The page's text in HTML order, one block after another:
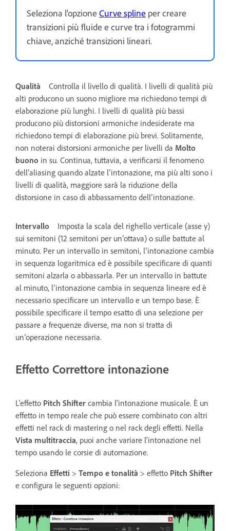
Seleziona l'opzione Curve spline per creare
transizioni più fluide e curve tra i fotogrammi
chiave, anziché transizioni lineari.
Qualità
Controlla il livello di qualità. I livelli di qualità più
alti producono un suono migliore ma richiedono tempi di
elaborazione più lunghi. I livelli di qualità più bassi
producono più distorsioni armoniche indesiderate ma
richiedono tempi di elaborazione più brevi. Solitamente,
non noterai distorsioni armoniche per livelli da Molto
buono in su. Continua, tuttavia, a verificarsi il fenomeno
dell’aliasing quando alzate l’intonazione, ma più alti sono i
livelli di qualità, maggiore sarà la riduzione della
distorsione in caso di abbassamento dell’intonazione.
Intervallo
Imposta la scala del righello verticale (asse y)
sui semitoni (12 semitoni per un’ottava) o sulle battute al
minuto. Per un intervallo in semitoni, l’intonazione cambia
in sequenza logaritmica ed è possibile specificare di quanti
semitoni alzarla o abbassarla. Per un intervallo in battute
al minuto, l’intonazione cambia in sequenza lineare ed è
necessario specificare un intervallo e un tempo base. È
possibile specificare il tempo esatto di una selezione per
passare a frequenze diverse, ma non si tratta di
un’operazione necessaria.
Effetto Correttore intonazione
L'effetto Pitch Shifter cambia l'intonazione musicale. È un
effetto in tempo reale che può essere combinato con altri
effetti nel rack di mastering o nel rack degli effetti. Nella
Vista multitraccia, puoi anche variare l'intonazione nel
tempo usando le corsie di automazione.
Seleziona Effetti > Tempo e tonalità > effetto Pitch Shifter
e configura le seguenti opzioni: